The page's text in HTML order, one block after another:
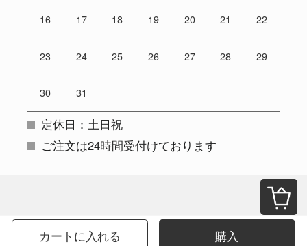
カートに入れる 購入
16 17 18 19 20 21 22
23 24 25 26 27 28 29
30 31
定休日：土日祝
ご注文は24時間受付けております